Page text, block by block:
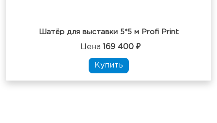
Шатёр для выставки 5*5 м Profi Print
Цена 169 400 ₽
Купить